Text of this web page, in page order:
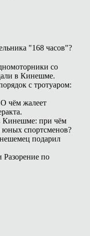
"168 часов"?
со
в Кинешме.
с тротуаром:
чём жалеет
Кинешме: при чём
юных спортсменов?
подарил
по